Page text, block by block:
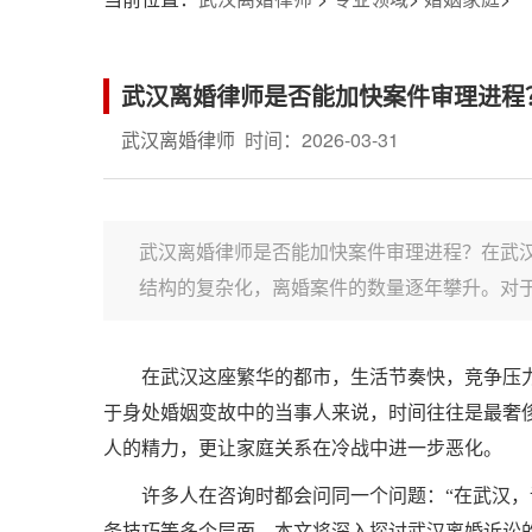
武汉离婚律师是否能加快案件审理进程
武汉离婚律师 时间：2026-03-31
武汉离婚律师是否能加快案件审理进程？在
结构的复杂化，离婚案件的数量逐年攀升。对
在武汉这座繁华的都市，生活节奏快，竞争
于身处婚姻变故中的当事人来说，时间往往是最
人的精力，更让家庭关系在冷战中进一步恶化。
许多人在咨询时都会问同一个问题：“在武汉